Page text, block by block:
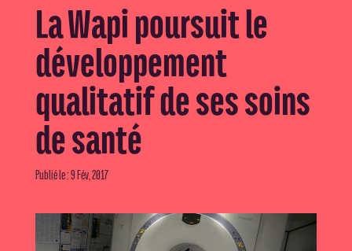
La Wapi poursuit le
développement
qualitatif de ses soins
de santé
Publié le : 9 Fév, 2017